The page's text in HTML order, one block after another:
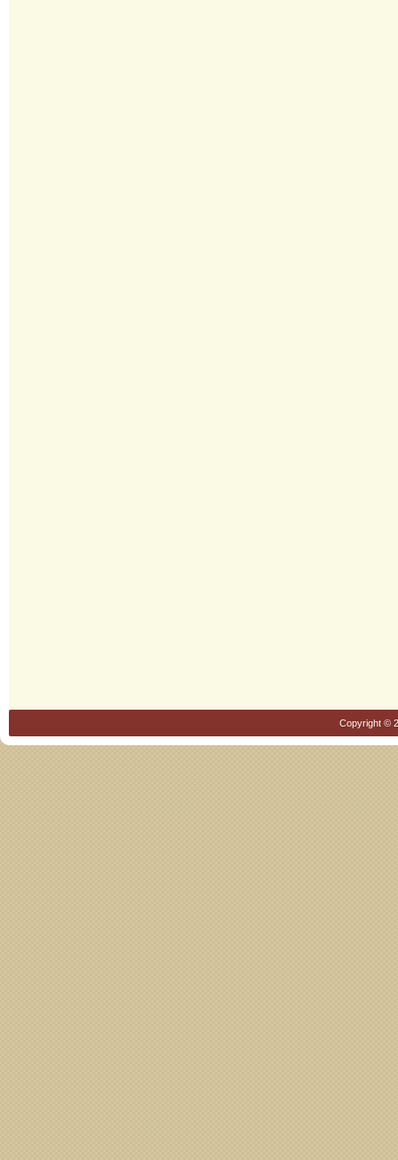
Copyright ©